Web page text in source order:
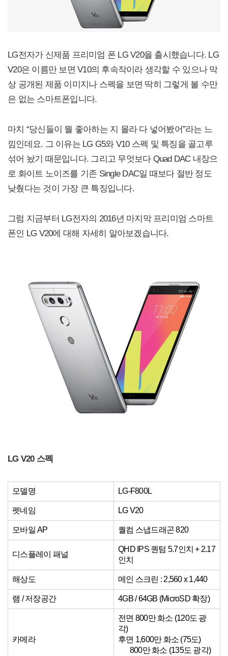
LG전자가 신제품 프리미엄 폰 LG V20을 출시했습니다. LG
V20은 이름만 보면 V10의 후속작이라 생각할 수 있으나 막
상 공개된 제품 이미지나 스펙을 보면 딱히 그렇게 볼 수만
은 없는 스마트폰입니다.
마치 “당신들이 뭘 좋아하는 지 몰라 다 넣어봤어”라는 느
낌인데요. 그 이유는 LG G5와 V10 스펙 및 특징을 골고루
섞어 놨기 때문입니다. 그리고 무엇보다 Quad DAC 내장으
로 화이트 노이즈를 기존 Single DAC일 때보다 절반 정도
낮췄다는 것이 가장 큰 특징입니다.
그럼 지금부터 LG전자의 2016년 마지막 프리미엄 스마트
폰인 LG V20에 대해 자세히 알아보겠습니다.
LG V20 스펙
모델명 LG-F800L
펫네임 LG V20
모바일 AP 퀄컴 스냅드래곤 820
디스플레이 패널
QHD IPS 퀀텀 5.7인치 + 2.17
인치
해상도 메인 스크린 : 2,560 x 1,440
램 / 저장공간 4GB / 64GB (MicroSD 확장)
카메라
전면 800만 화소 (120도 광
각)
후면 1,600만 화소 (75도)
800만 화소 (135도 광각)